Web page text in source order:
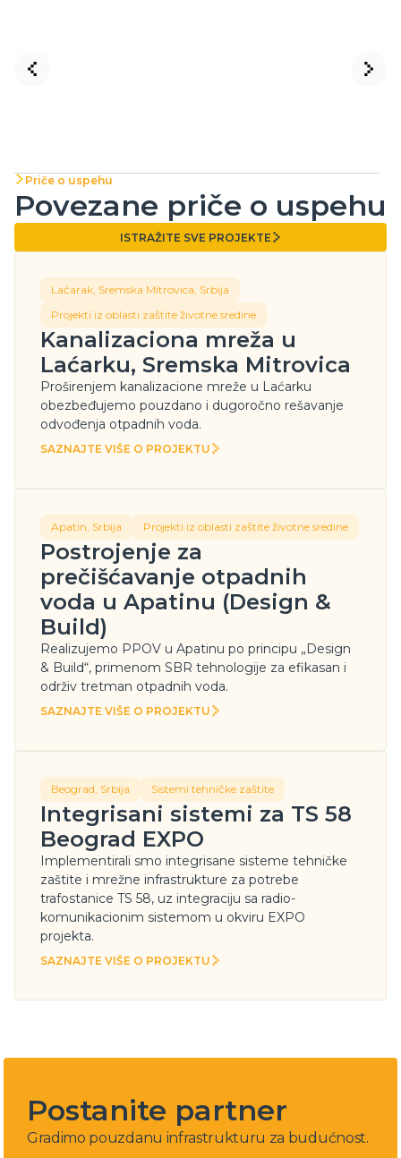
Priče o uspehu
Povezane priče o uspehu
ISTRAŽITE SVE PROJEKTE
ISTRAŽITE SVE PROJEKTE
Laćarak, Sremska Mitrovica, Srbija
Projekti iz oblasti zaštite životne sredine
Kanalizaciona mreža u
Laćarku, Sremska Mitrovica
Proširenjem kanalizacione mreže u Laćarku
obezbeđujemo pouzdano i dugoročno rešavanje
odvođenja otpadnih voda.
SAZNAJTE VIŠE O PROJEKTU
Apatin, Srbija Projekti iz oblasti zaštite životne sredine
Postrojenje za
prečišćavanje otpadnih
voda u Apatinu (Design &
Build)
Realizujemo PPOV u Apatinu po principu „Design
& Build“, primenom SBR tehnologije za efikasan i
održiv tretman otpadnih voda.
SAZNAJTE VIŠE O PROJEKTU
Beograd, Srbija Sistemi tehničke zaštite
Integrisani sistemi za TS 58
Beograd EXPO
Implementirali smo integrisane sisteme tehničke
zaštite i mrežne infrastrukture za potrebe
trafostanice TS 58, uz integraciju sa radio-
komunikacionim sistemom u okviru EXPO
projekta.
SAZNAJTE VIŠE O PROJEKTU
Postanite partner
Gradimo pouzdanu infrastrukturu za budućnost.